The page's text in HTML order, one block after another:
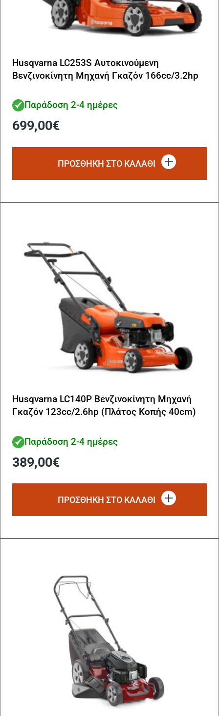
Husqvarna LC253S Αυτοκινούμενη
Βενζινοκίνητη Μηχανή Γκαζόν 166cc/3.2hp
Παράδοση 2-4 ημέρες
699,00€
ΠΡΟΣΘΗΚΗ ΣΤΟ ΚΑΛΑΘΙ
Husqvarna LC140P Βενζινοκίνητη Μηχανή
Γκαζόν 123cc/2.6hp (Πλάτος Κοπής 40cm)
Παράδοση 2-4 ημέρες
389,00€
ΠΡΟΣΘΗΚΗ ΣΤΟ ΚΑΛΑΘΙ